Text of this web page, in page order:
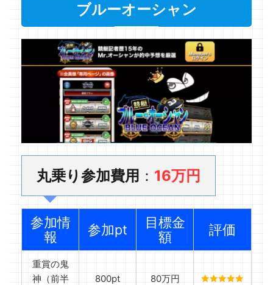
ブルーオーシャン
丸乗り参加費用 ： 16万円
参加情
報
参加pt
目標金
額
評価
重賞の鬼
神（前半
800pt 80万円